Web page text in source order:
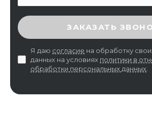
ВВЕДИТЕ ПРОВЕРОЧНЫЙ КОД
ЗАКАЗАТЬ
Я даю согласие на обработку
данных на условиях политики в
обработки персональных данных